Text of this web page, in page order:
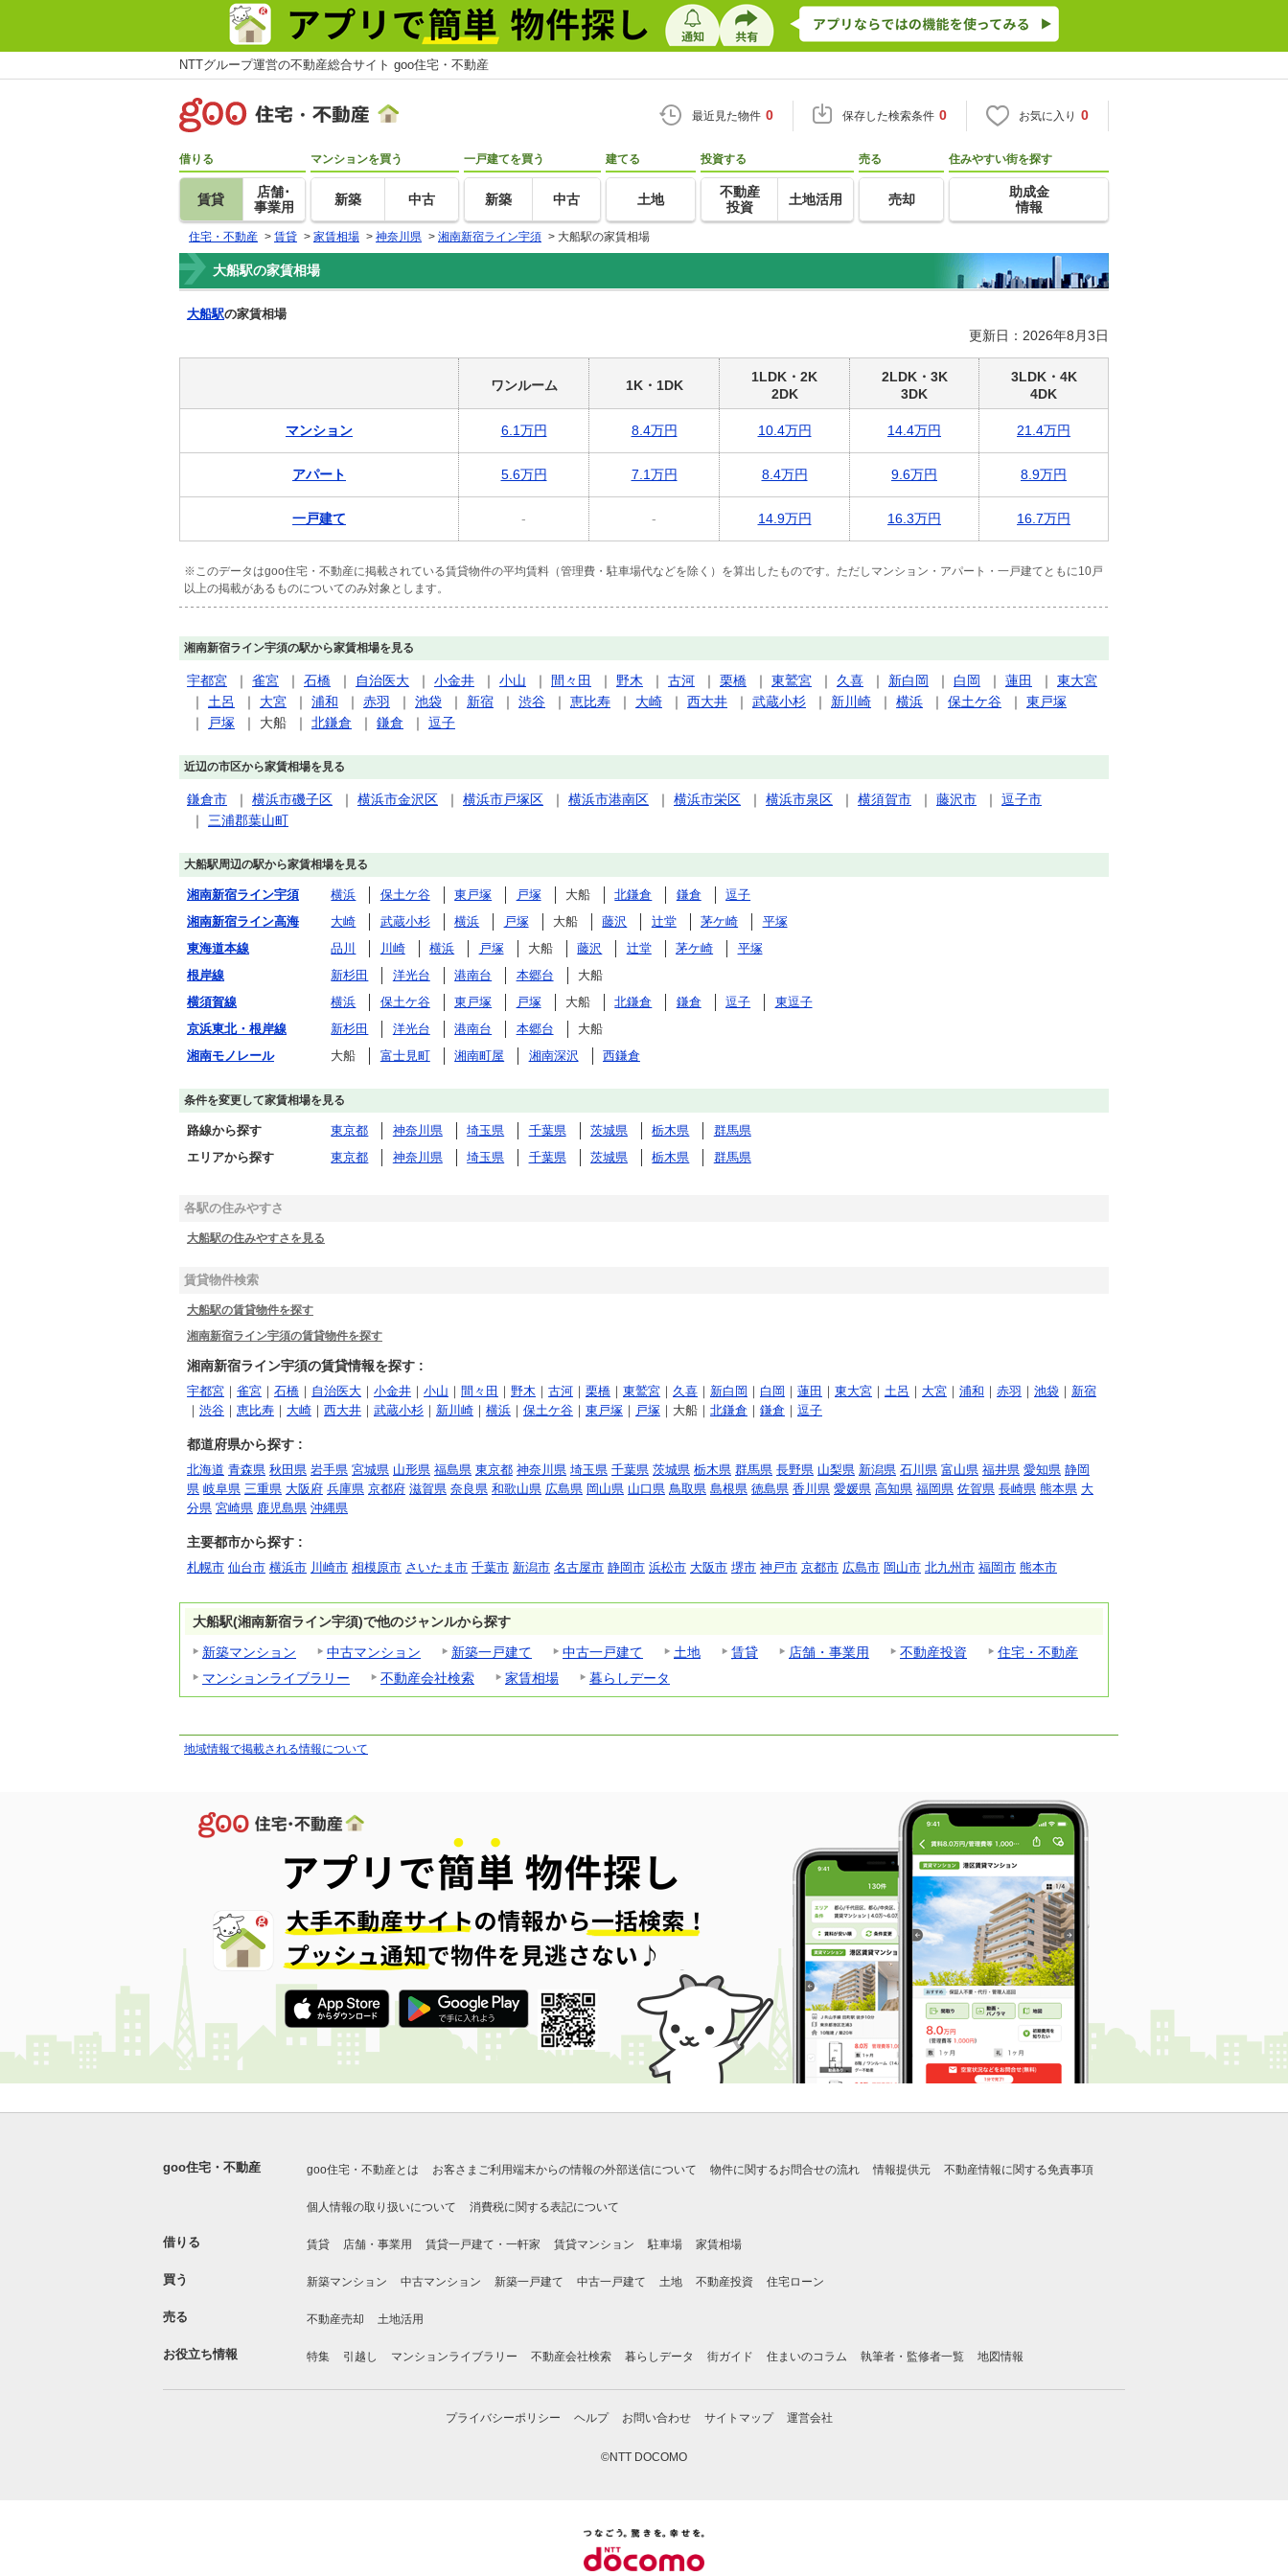
NTTグループ運営の不動産総合サイト goo住宅・不動産
最近見た物件 0 保存した検索条件 0 お気に入り 0
借りる
賃貸
店舗･
事業用
マンションを買う
新築 中古
一戸建てを買う
新築 中古
建てる
土地
投資する
不動産
投資
土地活用
売る
売却
住みやすい街を探す
助成金
情報
住宅・不動産 > 賃貸 > 家賃相場 > 神奈川県 > 湘南新宿ライン宇須 > 大船駅の家賃相場
大船駅の家賃相場
大船駅の家賃相場
更新日：2026年8月3日
ワンルーム 1K・1DK
1LDK・2K
2DK
2LDK・3K
3DK
3LDK・4K
4DK
マンション 6.1万円 8.4万円 10.4万円 14.4万円 21.4万円
アパート 5.6万円 7.1万円 8.4万円 9.6万円 8.9万円
一戸建て - - 14.9万円 16.3万円 16.7万円
※このデータはgoo住宅・不動産に掲載されている賃貸物件の平均賃料（管理費・駐車場代などを除く）を算出したものです。ただしマンション・アパート・一戸建てともに10戸
以上の掲載があるものについてのみ対象とします。
湘南新宿ライン宇須の駅から家賃相場を見る
宇都宮 ｜ 雀宮 ｜ 石橋 ｜ 自治医大 ｜ 小金井 ｜ 小山 ｜ 間々田 ｜ 野木 ｜ 古河 ｜ 栗橋 ｜ 東鷲宮 ｜ 久喜 ｜ 新白岡 ｜ 白岡 ｜ 蓮田 ｜ 東大宮
｜ 土呂 ｜ 大宮 ｜ 浦和 ｜ 赤羽 ｜ 池袋 ｜ 新宿 ｜ 渋谷 ｜ 恵比寿 ｜ 大崎 ｜ 西大井 ｜ 武蔵小杉 ｜ 新川崎 ｜ 横浜 ｜ 保土ケ谷 ｜ 東戸塚
｜
戸塚 ｜ 大船 ｜ 北鎌倉 ｜ 鎌倉 ｜ 逗子
近辺の市区から家賃相場を見る
鎌倉市 ｜ 横浜市磯子区 ｜ 横浜市金沢区 ｜ 横浜市戸塚区 ｜ 横浜市港南区 ｜ 横浜市栄区 ｜ 横浜市泉区 ｜ 横須賀市 ｜ 藤沢市 ｜ 逗子市
｜ 三浦郡葉山町
大船駅周辺の駅から家賃相場を見る
湘南新宿ライン宇須 横浜 保土ケ谷 東戸塚 戸塚 大船 北鎌倉 鎌倉
逗子
湘南新宿ライン高海
大崎 武蔵小杉 横浜 戸塚 大船 藤沢 辻堂 茅ケ崎
平塚
東海道本線
品川 川崎 横浜 戸塚 大船 藤沢 辻堂 茅ケ崎
平塚
根岸線
新杉田 洋光台 港南台 本郷台
大船
横須賀線
横浜 保土ケ谷 東戸塚 戸塚 大船 北鎌倉 鎌倉 逗子
東逗子
京浜東北・根岸線
新杉田 洋光台 港南台 本郷台
大船
湘南モノレール
大船 富士見町 湘南町屋 湘南深沢 西鎌倉
条件を変更して家賃相場を見る
路線から探す 東京都 神奈川県 埼玉県 千葉県 茨城県 栃木県
群馬県
エリアから探す
東京都 神奈川県 埼玉県 千葉県 茨城県 栃木県 群馬県
各駅の住みやすさ
大船駅の住みやすさを見る
賃貸物件検索
大船駅の賃貸物件を探す
湘南新宿ライン宇須の賃貸物件を探す
湘南新宿ライン宇須の賃貸情報を探す :
宇都宮 ｜ 雀宮 ｜ 石橋 ｜ 自治医大 ｜ 小金井 ｜ 小山 ｜ 間々田 ｜ 野木 ｜ 古河 ｜ 栗橋 ｜ 東鷲宮 ｜ 久喜 ｜ 新白岡 ｜ 白岡 ｜ 蓮田 ｜ 東大宮 ｜ 土呂 ｜ 大宮 ｜ 浦和 ｜ 赤羽 ｜ 池袋 ｜ 新宿
｜ 渋谷 ｜ 恵比寿 ｜ 大崎 ｜ 西大井 ｜ 武蔵小杉 ｜ 新川崎 ｜ 横浜 ｜ 保土ケ谷 ｜ 東戸塚 ｜ 戸塚 ｜大船｜ 北鎌倉 ｜ 鎌倉 ｜ 逗子
都道府県から探す :
北海道 青森県 秋田県 岩手県 宮城県 山形県 福島県 東京都 神奈川県 埼玉県 千葉県 茨城県 栃木県 群馬県 長野県 山梨県 新潟県 石川県 富山県 福井県 愛知県 静岡
県 岐阜県 三重県 大阪府 兵庫県 京都府 滋賀県 奈良県 和歌山県 広島県 岡山県 山口県 鳥取県 島根県 徳島県 香川県 愛媛県 高知県 福岡県 佐賀県 長崎県 熊本県 大
分県 宮崎県 鹿児島県 沖縄県
主要都市から探す :
札幌市 仙台市 横浜市 川崎市 相模原市 さいたま市 千葉市 新潟市 名古屋市 静岡市 浜松市 大阪市 堺市 神戸市 京都市 広島市 岡山市 北九州市 福岡市 熊本市
大船駅(湘南新宿ライン宇須)で他のジャンルから探す
新築マンション
中古マンション 新築一戸建て 中古一戸建て 土地 賃貸 店舗・事業用 不動産投資
住宅・不動産
マンションライブラリー
不動産会社検索 家賃相場 暮らしデータ
地域情報で掲載される情報について
goo住宅・不動産 goo住宅・不動産とは お客さまご利用端末からの情報の外部送信について 物件に関するお問合せの流れ 情報提供元 不動産情報に関する免責事項
個人情報の取り扱いについて 消費税に関する表記について
借りる 賃貸 店舗・事業用 賃貸一戸建て・一軒家 賃貸マンション 駐車場 家賃相場
買う 新築マンション 中古マンション 新築一戸建て 中古一戸建て 土地 不動産投資 住宅ローン
売る 不動産売却 土地活用
お役立ち情報 特集 引越し マンションライブラリー 不動産会社検索 暮らしデータ 街ガイド 住まいのコラム 執筆者・監修者一覧 地図情報
プライバシーポリシー ヘルプ お問い合わせ サイトマップ 運営会社
©NTT DOCOMO